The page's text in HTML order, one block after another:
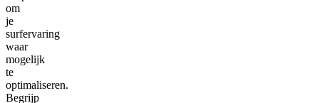
om
je
surfervaring
waar
mogelijk
te
optimaliseren.
Begrijp